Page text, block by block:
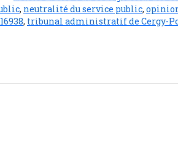
, neutralité du service public,
, tribunal administratif de Cergy-